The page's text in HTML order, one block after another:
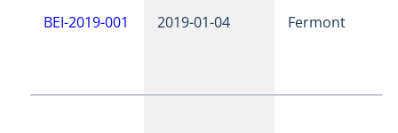
BEI-2019-001 2019-01-04 Fermont